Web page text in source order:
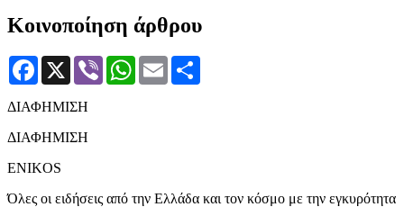
Κοινοποίηση άρθρου
Facebook
X Viber WhatsApp
Email
ΔΙΑΦΗΜΙΣΗ
ΔΙΑΦΗΜΙΣΗ
ENIKOS
Όλες οι ειδήσεις από την Ελλάδα και τον κόσμο με την εγκυρότητα